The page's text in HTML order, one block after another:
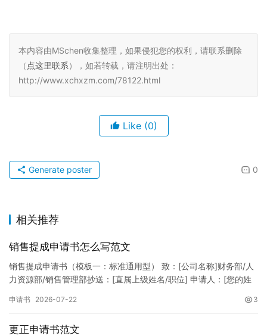
本内容由MSchen收集整理，如果侵犯您的权利，请联系删除
（ 点这里联系），如若转载，请注明出处：
http://www.xchxzm.com/78122.html
Like (0)
0
Generate poster
相关推荐
销售提成申请书怎么写范文
销售提成申请书（模板一：标准通用型） 致：[公司名称]财务部/人
力资源部/销售管理部抄送：[直属上级姓名/职位] 申请人：[您的姓
申请书 2026-07-22 3
更正申请书范文